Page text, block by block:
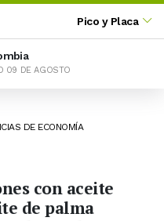
Pico y Placa
09 DE AGOSTO
DE ECONOMÍA
con aceite
de palma